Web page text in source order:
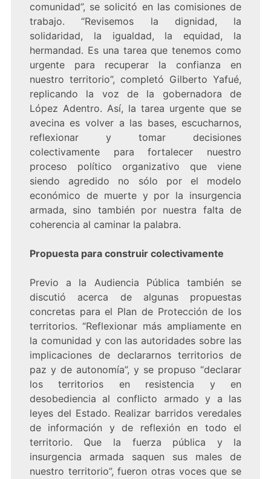
comunidad”, se solicitó en las comisiones de
trabajo. “Revisemos la dignidad, la
solidaridad, la igualdad, la equidad, la
hermandad. Es una tarea que tenemos como
urgente para recuperar la confianza en
nuestro territorio”, completó Gilberto Yafué,
replicando la voz de la gobernadora de
López Adentro. Así, la tarea urgente que se
avecina es volver a las bases, escucharnos,
reflexionar y tomar decisiones
colectivamente para fortalecer nuestro
proceso político organizativo que viene
siendo agredido no sólo por el modelo
económico de muerte y por la insurgencia
armada, sino también por nuestra falta de
coherencia al caminar la palabra.
Propuesta para construir colectivamente
Previo a la Audiencia Pública también se
discutió acerca de algunas propuestas
concretas para el Plan de Protección de los
territorios. “Reflexionar más ampliamente en
la comunidad y con las autoridades sobre las
implicaciones de declararnos territorios de
paz y de autonomía”, y se propuso “declarar
los territorios en resistencia y en
desobediencia al conflicto armado y a las
leyes del Estado. Realizar barridos veredales
de información y de reflexión en todo el
territorio. Que la fuerza pública y la
insurgencia armada saquen sus males de
nuestro territorio”, fueron otras voces que se